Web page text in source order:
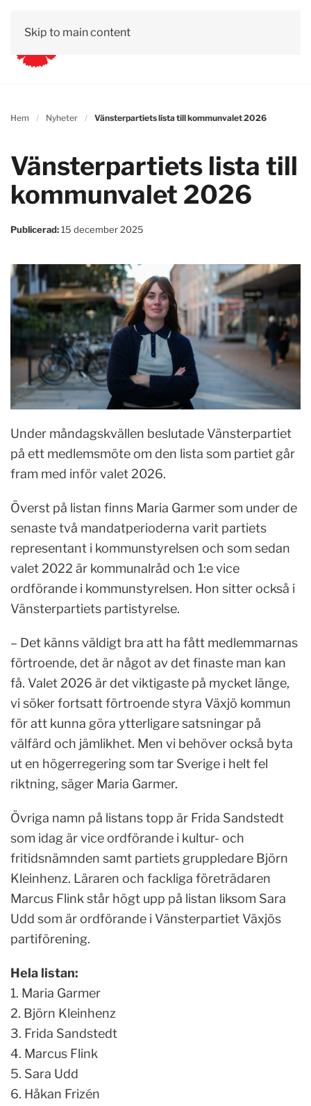
Skip to main content
Hem Nyheter Vänsterpartiets lista till kommunvalet 2026
Vänsterpartiets lista till
kommunvalet 2026
Publicerad:15 december 2025
Under måndagskvällen beslutade Vänsterpartiet
på ett medlemsmöte om den lista som partiet går
fram med inför valet 2026.
Överst på listan finns Maria Garmer som under de
senaste två mandatperioderna varit partiets
representant i kommunstyrelsen och som sedan
valet 2022 är kommunalråd och 1:e vice
ordförande i kommunstyrelsen. Hon sitter också i
Vänsterpartiets partistyrelse.
– Det känns väldigt bra att ha fått medlemmarnas
förtroende, det är något av det finaste man kan
få. Valet 2026 är det viktigaste på mycket länge,
vi söker fortsatt förtroende styra Växjö kommun
för att kunna göra ytterligare satsningar på
välfärd och jämlikhet. Men vi behöver också byta
ut en högerregering som tar Sverige i helt fel
riktning, säger Maria Garmer.
Övriga namn på listans topp är Frida Sandstedt
som idag är vice ordförande i kultur- och
fritidsnämnden samt partiets gruppledare Björn
Kleinhenz. Läraren och fackliga företrädaren
Marcus Flink står högt upp på listan liksom Sara
Udd som är ordförande i Vänsterpartiet Växjös
partiförening.
Hela listan:
1. Maria Garmer
2. Björn Kleinhenz
3. Frida Sandstedt
4. Marcus Flink
5. Sara Udd
6. Håkan Frizén